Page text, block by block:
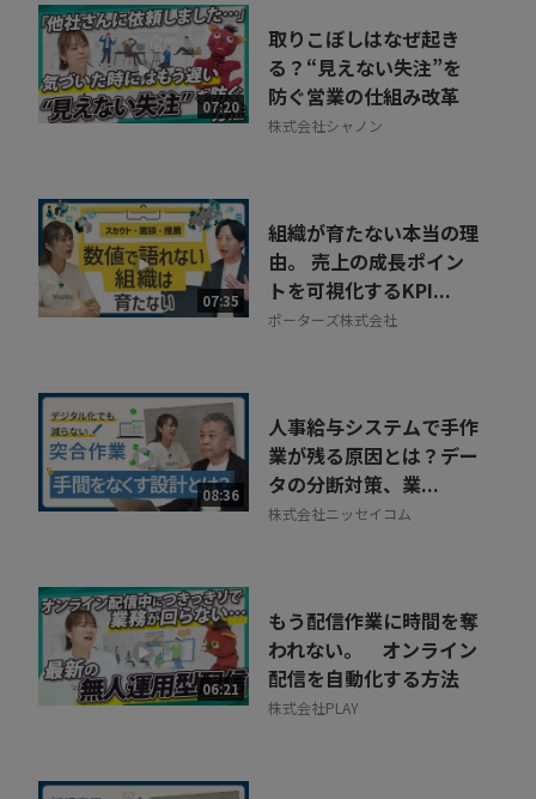
07:20
取りこぼしはなぜ起き
る？“見えない失注”を
防ぐ営業の仕組み改革
株式会社シャノン
07:35
組織が育たない本当の理
由。 売上の成長ポイン
トを可視化するKPI...
ポーターズ株式会社
08:36
人事給与システムで手作
業が残る原因とは？デー
タの分断対策、業...
株式会社ニッセイコム
06:21
もう配信作業に時間を奪
われない。 オンライン
配信を自動化する方法
株式会社PLAY